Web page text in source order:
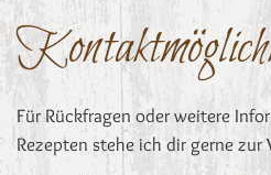
Für Rückfragen oder weitere
Rezepten stehe ich dir gerne zur